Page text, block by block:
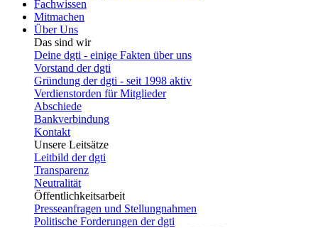
Fachwissen
Mitmachen
Über Uns
Das sind wir
Deine dgti - einige Fakten über uns
Vorstand der dgti
Gründung der dgti - seit 1998 aktiv
Verdienstorden für Mitglieder
Abschiede
Bankverbindung
Kontakt
Unsere Leitsätze
Leitbild der dgti
Transparenz
Neutralität
Öffentlichkeitsarbeit
Presseanfragen und Stellungnahmen
Politische Forderungen der dgti